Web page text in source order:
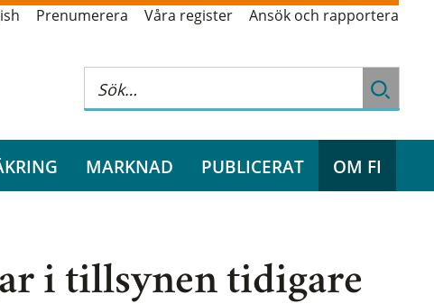
Prenumerera Våra register Ansök och rapportera
MARKNAD PUBLICERAT OM FI
i tillsynen tidigare